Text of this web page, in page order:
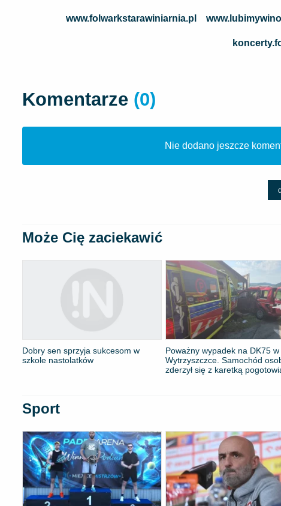
www.folwarkstarawiniarnia.pl
Komentarze (0)
Nie dodano jeszcze
Może Cię zaciekawić
Dobry sen sprzyja sukcesom w
szkole nastolatków
Poważny wypadek na DK75 w
Wytrzyszczce. Samochód
zderzył się z karetką
Sport